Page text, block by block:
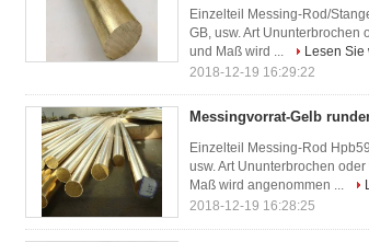
Einzelteil Messing-Rod/
GB, usw. Art
und Maß wird ...
Lesen Sie
2018-12-19 16:29:22
Messingvorrat-Gelb
Einzelteil Messing-Rod
usw. Art Ununterbrochen
Maß wird angenommen ...
2018-12-19 16:28:25